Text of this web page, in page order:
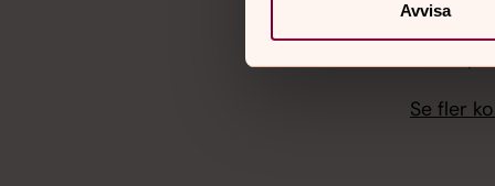
Avvisa
9 augusti
Mässa,
Se fler